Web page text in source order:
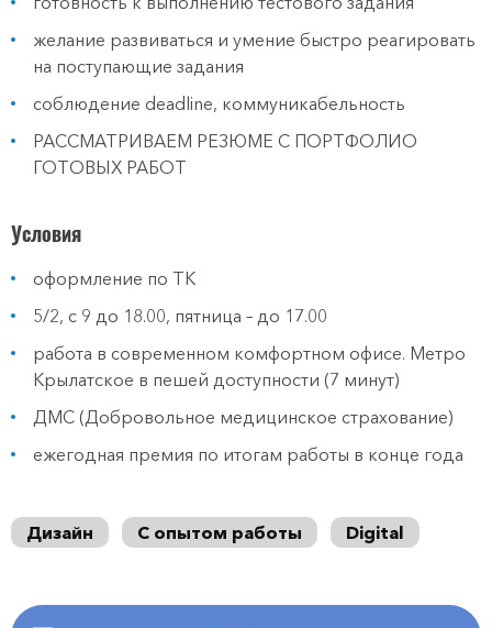
желание развиваться и умение быстро реагировать
на поступающие задания
соблюдение deadline, коммуникабельность
РАССМАТРИВАЕМ РЕЗЮМЕ С ПОРТФОЛИО
ГОТОВЫХ РАБОТ
Условия
оформление по ТК
5/2, с 9 до 18.00, пятница – до 17.00
работа в современном комфортном офисе. Метро
Крылатское в пешей доступности (7 минут)
ДМС (Добровольное медицинское страхование)
ежегодная премия по итогам работы в конце года
Дизайн С опытом работы Digital